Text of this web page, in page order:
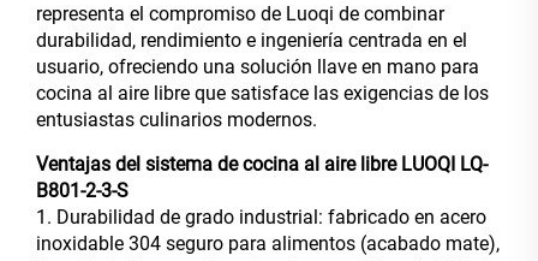
representa el compromiso de Luoqi de combinar
durabilidad, rendimiento e ingeniería centrada en el
usuario, ofreciendo una solución llave en mano para
cocina al aire libre que satisface las exigencias de los
entusiastas culinarios modernos.
Ventajas del sistema de cocina al aire libre LUOQI LQ-
B801-2-3-S
1. Durabilidad de grado industrial: fabricado en acero
inoxidable 304 seguro para alimentos (acabado mate),